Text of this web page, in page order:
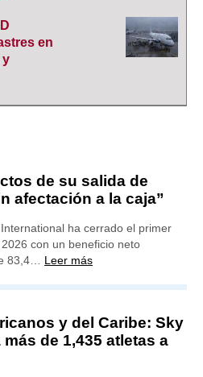
en
y
de su salida de
afectación a la caja”
ha cerrado el primer
con un beneficio neto
83,4… Leer más
y del Caribe: Sky
de 1,435 atletas a